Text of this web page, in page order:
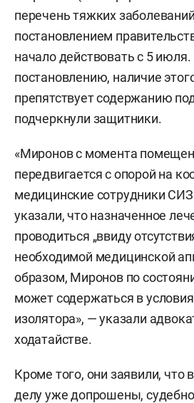
перечень тяжких
постановлением
начало действовать с 5 июля.
постановлению, наличие
препятствует содержанию
подчеркнули защитники.
«Миронов с момента
передвигается с опорой на
медицинские сотрудники
указали, что назначенное
проводиться „ввиду
необходимой медицинской
образом, Миронов по
может содержаться в
изолятора», — указали
ходатайстве.
Кроме того, они заявили, что
делу уже допрошены,